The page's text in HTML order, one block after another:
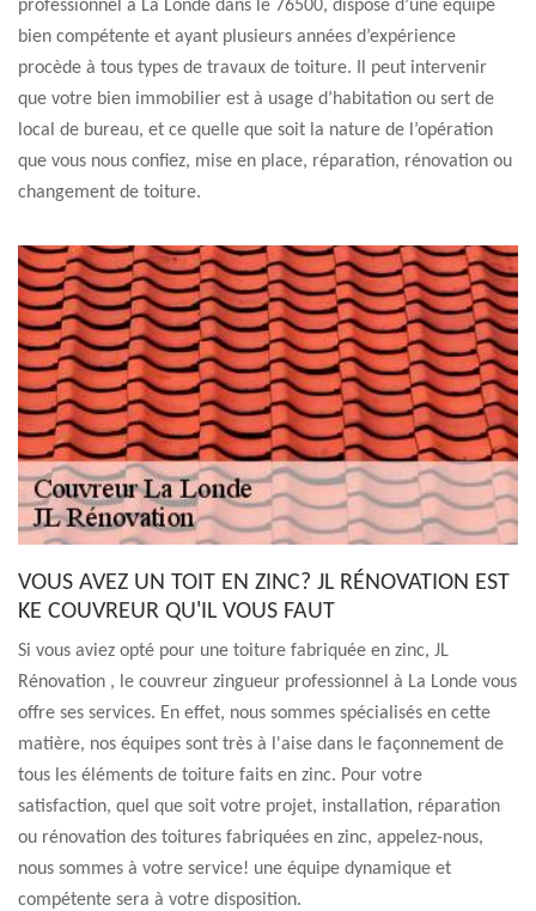
professionnel à La Londe dans le 76500, dispose d’une équipe
bien compétente et ayant plusieurs années d’expérience
procède à tous types de travaux de toiture. Il peut intervenir
que votre bien immobilier est à usage d’habitation ou sert de
local de bureau, et ce quelle que soit la nature de l’opération
que vous nous confiez, mise en place, réparation, rénovation ou
changement de toiture.
VOUS AVEZ UN TOIT EN ZINC? JL RÉNOVATION EST
KE COUVREUR QU'IL VOUS FAUT
Si vous aviez opté pour une toiture fabriquée en zinc, JL
Rénovation , le couvreur zingueur professionnel à La Londe vous
offre ses services. En effet, nous sommes spécialisés en cette
matière, nos équipes sont très à l'aise dans le façonnement de
tous les éléments de toiture faits en zinc. Pour votre
satisfaction, quel que soit votre projet, installation, réparation
ou rénovation des toitures fabriquées en zinc, appelez-nous,
nous sommes à votre service! une équipe dynamique et
compétente sera à votre disposition.